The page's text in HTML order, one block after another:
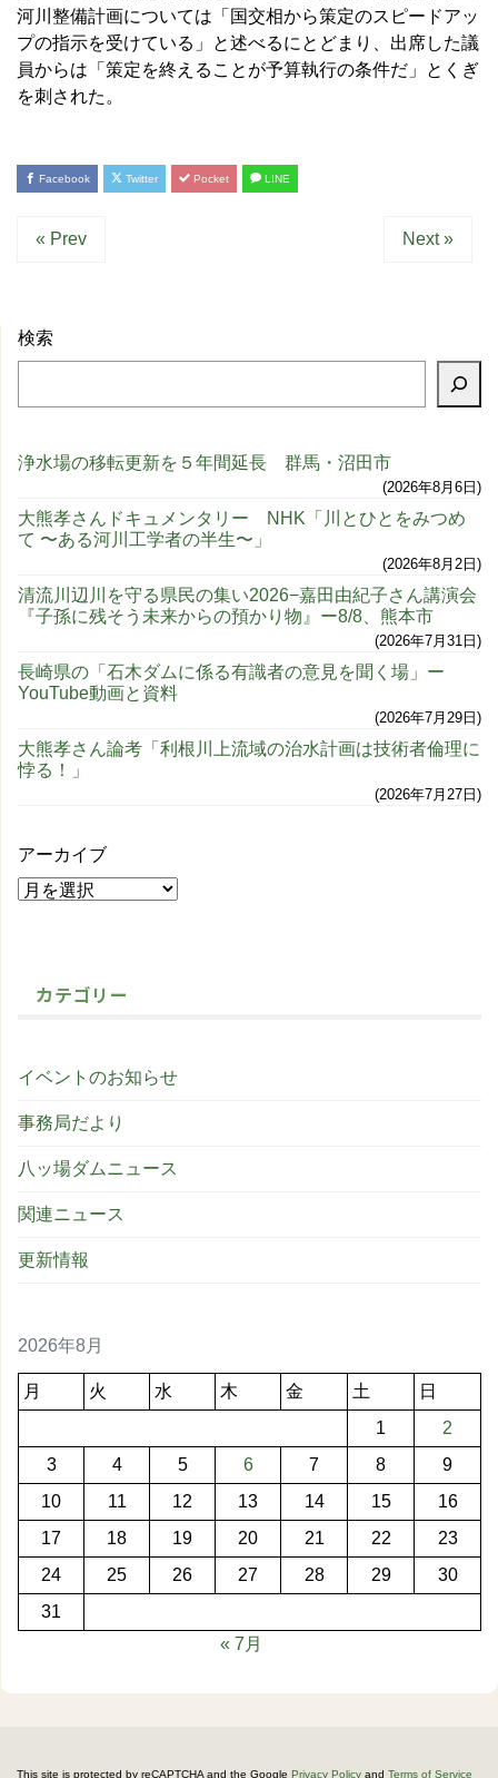
河川整備計画については「国交相から策定のスピードアッ
プの指示を受けている」と述べるにとどまり、出席した議
員からは「策定を終えることが予算執行の条件だ」とくぎ
を刺された。
Facebook Twitter Pocket LINE
« Prev Next »
検索
浄水場の移転更新を５年間延長 群馬・沼田市
2026年8月6日
大熊孝さんドキュメンタリー NHK「川とひとをみつめ
て 〜ある河川工学者の半生〜」
2026年8月2日
清流川辺川を守る県民の集い2026−嘉田由紀子さん講演会
『子孫に残そう未来からの預かり物』ー8/8、熊本市
2026年7月31日
長崎県の「石木ダムに係る有識者の意見を聞く場」ー
YouTube動画と資料
2026年7月29日
大熊孝さん論考「利根川上流域の治水計画は技術者倫理に
悖る！」
2026年7月27日
アーカイブ
カテゴリー
イベントのお知らせ
事務局だより
八ッ場ダムニュース
関連ニュース
更新情報
2026年8月
月 火 水 木 金 土
日
1
2
3
4 5 6 7 8
9
10
11 12 13 14 15
16
17
18 19 20 21 22
23
24
25 26 27 28 29
30
31
« 7月
This site is protected by reCAPTCHA and the Google Privacy Policy and Terms of Service